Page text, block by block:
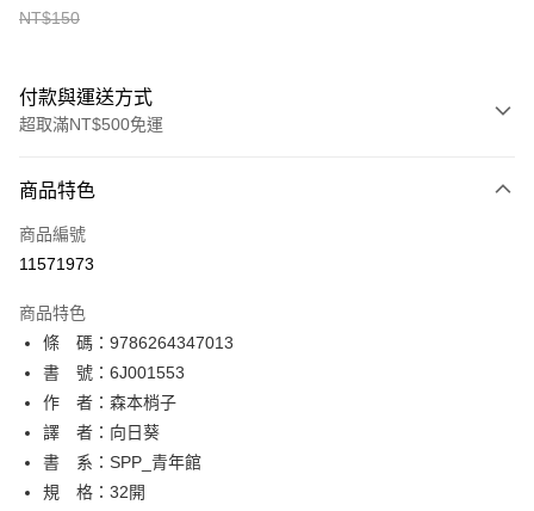
NT$150
付款與運送方式
超取滿NT$500免運
信用卡一次付款
超商取貨付款
相關說明
【關於「AFTEE先享後付」】
AFTEE先享後付是「在收到商品之後才付款」的支付方式。 讓您購物簡單
便利好安心！
１．簡單：不需註冊會員、不需綁卡、不需儲值。
２．便利：只要手機號碼，簡訊認證，即可結帳。
３．安心：先確認商品／服務後，再付款。
【「AFTEE先享後付」結帳流程】
ATM付款
運送方式
全家取貨付款
每筆NT$80，滿NT$500(含以上)免運費
商品特色
商品編號
11571973
商品特色
條 碼：9786264347013
書 號：6J001553
作 者：森本梢子
譯 者：向日葵
書 系：SPP_青年館
規 格：32開